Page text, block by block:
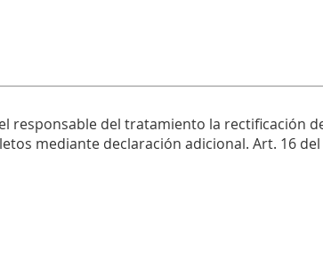
del tratamiento la rectificación
mediante declaración adicional. Art. 16 del